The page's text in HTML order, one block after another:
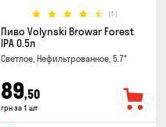
(1)
Пиво Volynski Browar Forest
IPA 0.5л
Светлое, Нефильтрованное, 5.7°
89,50
грн за 1 шт